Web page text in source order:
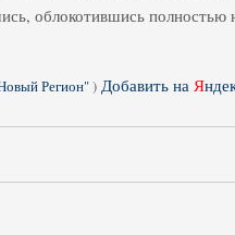
облокотившись полностью
Регион") Добавить на Я